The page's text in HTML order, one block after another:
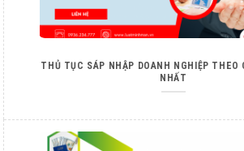
THỦ TỤC SÁP NHẬP DOANH NGHIỆP THEO
NHẤT